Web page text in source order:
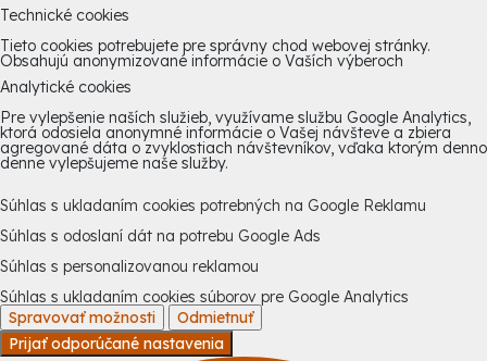
Technické cookies
Tieto cookies potrebujete pre správny chod webovej stránky.
Obsahujú anonymizované informácie o Vaších výberoch
Analytické cookies
Pre vylepšenie naších služieb, využívame službu Google Analytics,
ktorá odosiela anonymné informácie o Vašej návšteve a zbiera
agregované dáta o zvyklostiach návštevníkov, vďaka ktorým denno
denne vylepšujeme naše služby.
Súhlas s ukladaním cookies potrebných na Google Reklamu
Súhlas s odoslaní dát na potrebu Google Ads
Súhlas s personalizovanou reklamou
Súhlas s ukladaním cookies súborov pre Google Analytics
Spravovať možnosti
Odmietnuť
Prijať odporúčané nastavenia